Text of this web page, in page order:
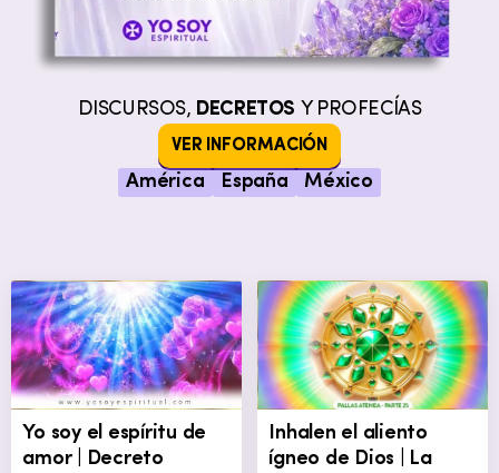
DISCURSOS, DECRETOS Y PROFECÍAS
VER INFORMACIÓN
América España México
Yo soy el espíritu de
amor | Decreto
Inhalen el aliento
ígneo de Dios | La